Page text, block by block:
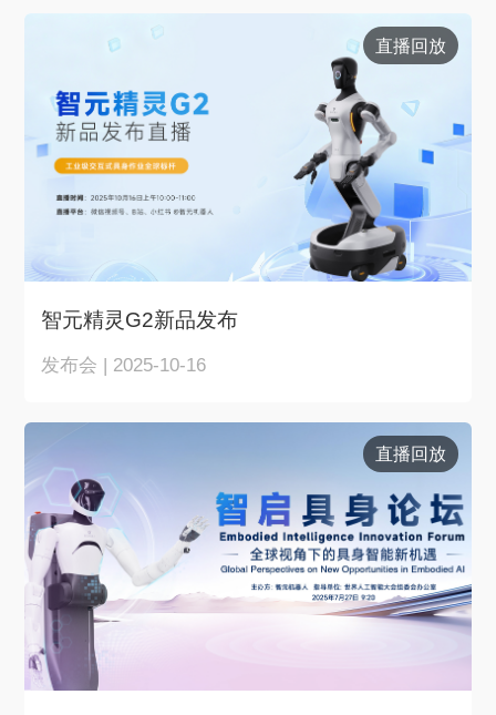
直播回放
智元精灵G2新品发布
发布会 | 2025-10-16
直播回放